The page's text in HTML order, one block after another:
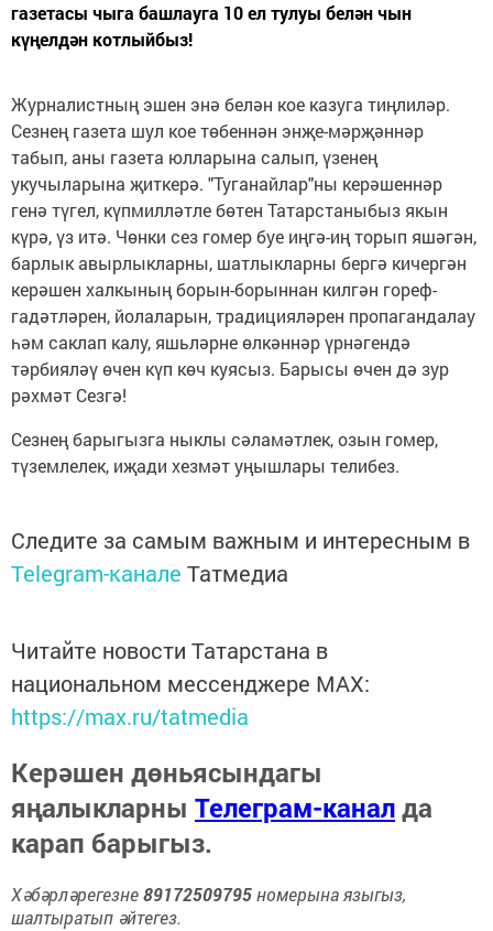
газетасы чыга башлауга 10 ел тулуы белән чын
күңелдән котлыйбыз!
Журналистның эшен энә белән кое казуга тиңлиләр.
Сезнең газета шул кое төбеннән энҗе-мәрҗәннәр
табып, аны газета юлларына салып, үзенең
укучыларына җиткерә. "Туганайлар"ны керәшеннәр
генә түгел, күпмилләтле бөтен Татарстаныбыз якын
күрә, үз итә. Чөнки сез гомер буе иңгә-иң торып яшәгән,
барлык авырлыкларны, шатлыкларны бергә кичергән
керәшен халкының борын-борыннан килгән гореф-
гадәтләрен, йолаларын, традицияләрен пропагандалау
һәм саклап калу, яшьләрне өлкәннәр үрнәгендә
тәрбияләү өчен күп көч куясыз. Барысы өчен дә зур
рәхмәт Сезгә!
Сезнең барыгызга ныклы сәламәтлек, озын гомер,
түземлелек, иҗади хезмәт уңышлары телибез.
Следите за самым важным и интересным в
Telegram-канале Татмедиа
Читайте новости Татарстана в
национальном мессенджере MАХ:
https://max.ru/tatmedia
Керәшен дөньясындагы
яңалыкларны Телеграм-каналда
карап барыгыз.
Хәбәрләрегезне89172509795номерына языгыз,
шалтыратып әйтегез.